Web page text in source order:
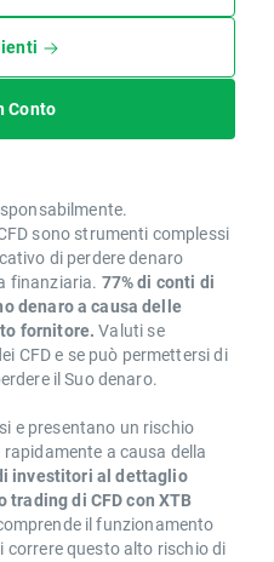
Conto
sono strumenti complessi
di perdere denaro
finanziaria. 77% di conti di
denaro a causa delle
fornitore. Valuti se
CFD e se può permettersi di
il Suo denaro.
e presentano un rischio
a causa della
investitori al dettaglio
trading di CFD con XTB
il funzionamento
correre questo alto rischio di